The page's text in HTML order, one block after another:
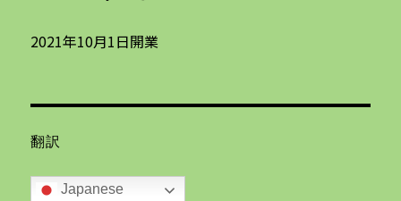
2021年10月1日開業
翻訳
Japanese